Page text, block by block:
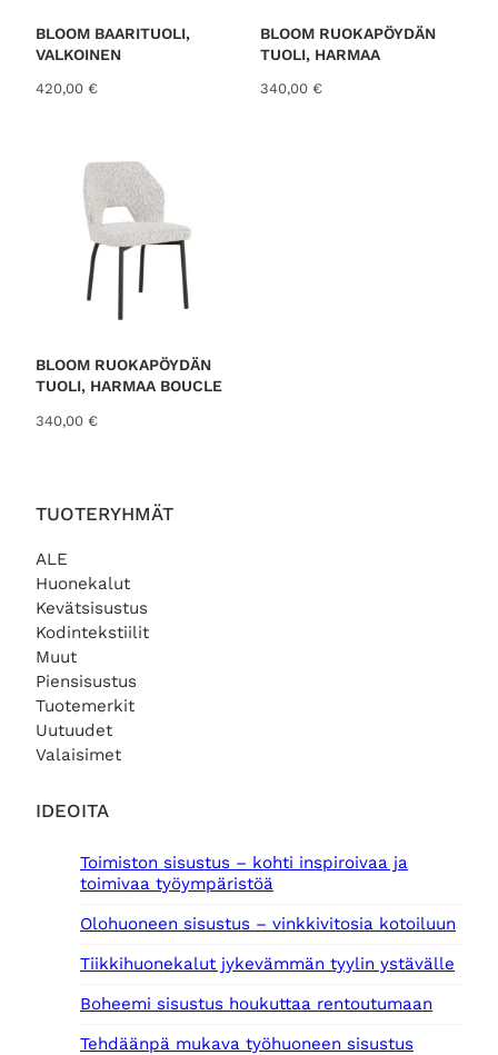
TUOTERYHMÄT
ALE
Huonekalut
Kevätsisustus
Kodintekstiilit
Muut
Piensisustus
Tuotemerkit
Uutuudet
Valaisimet
IDEOITA
Toimiston sisustus – kohti inspiroivaa ja
toimivaa työympäristöä
Olohuoneen sisustus – vinkkivitosia kotoiluun
Tiikkihuonekalut jykevämmän tyylin ystävälle
Boheemi sisustus houkuttaa rentoutumaan
Tehdäänpä mukava työhuoneen sisustus
BLOOM BAARITUOLI,
VALKOINEN
420,00 €
BLOOM RUOKAPÖYDÄN
TUOLI, HARMAA
340,00 €
BLOOM RUOKAPÖYDÄN
TUOLI, HARMAA BOUCLE
340,00 €